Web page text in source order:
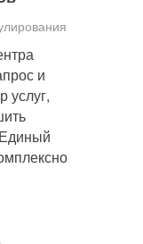
и
услуг,